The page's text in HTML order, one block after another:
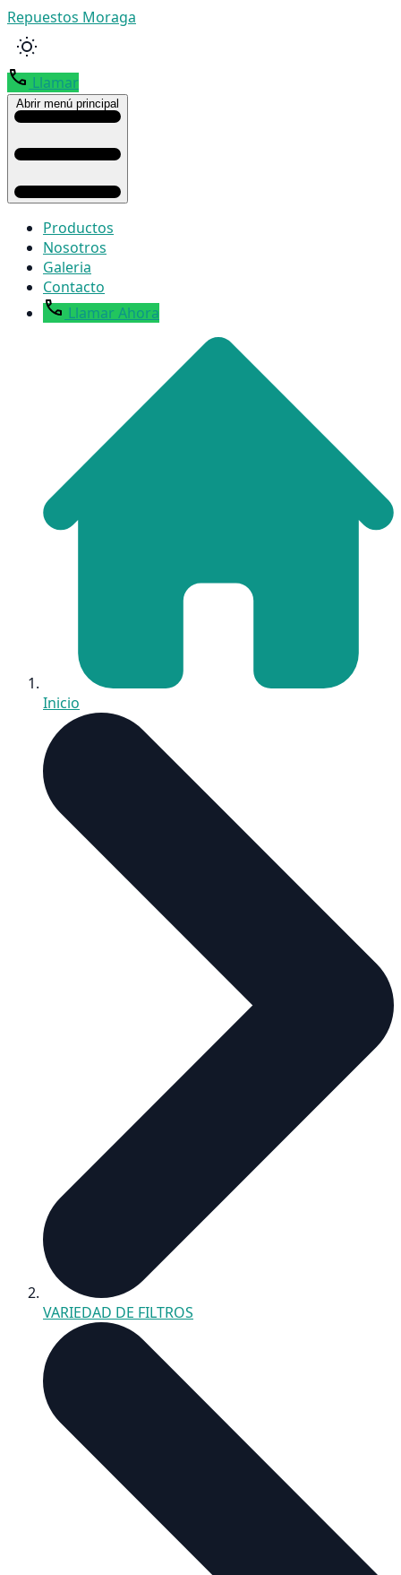
Repuestos Moraga
Llamar
Abrir menú principal
Productos
Nosotros
Galeria
Contacto
Llamar Ahora
Inicio
VARIEDAD DE FILTROS